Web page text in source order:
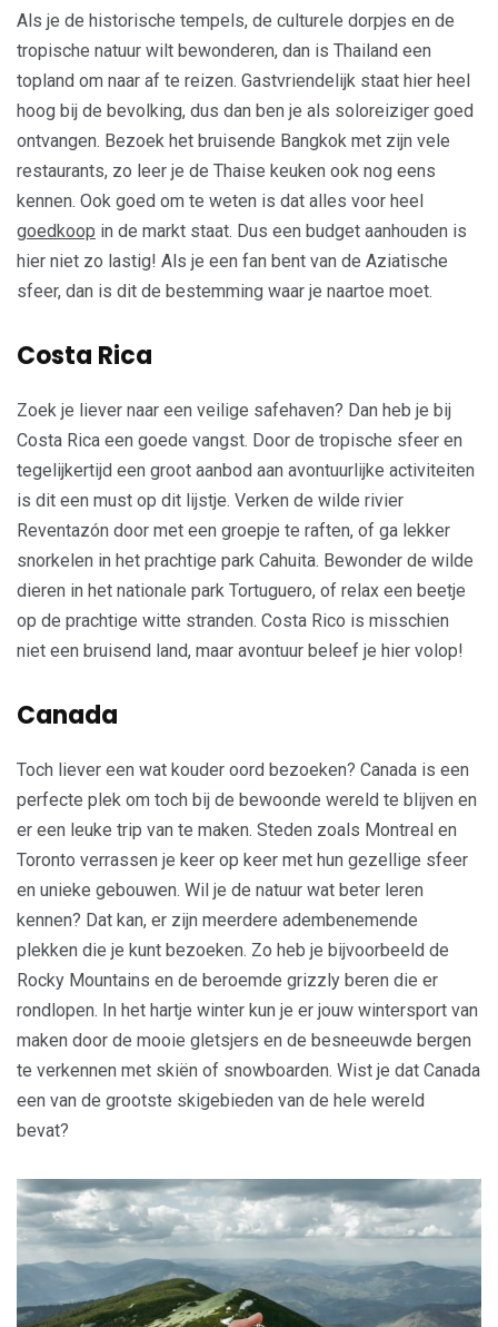
Als je de historische tempels, de culturele dorpjes en de
tropische natuur wilt bewonderen, dan is Thailand een
topland om naar af te reizen. Gastvriendelijk staat hier heel
hoog bij de bevolking, dus dan ben je als soloreiziger goed
ontvangen. Bezoek het bruisende Bangkok met zijn vele
restaurants, zo leer je de Thaise keuken ook nog eens
kennen. Ook goed om te weten is dat alles voor heel
goedkoop in de markt staat. Dus een budget aanhouden is
hier niet zo lastig! Als je een fan bent van de Aziatische
sfeer, dan is dit de bestemming waar je naartoe moet.
Costa Rica
Zoek je liever naar een veilige safehaven? Dan heb je bij
Costa Rica een goede vangst. Door de tropische sfeer en
tegelijkertijd een groot aanbod aan avontuurlijke activiteiten
is dit een must op dit lijstje. Verken de wilde rivier
Reventazón door met een groepje te raften, of ga lekker
snorkelen in het prachtige park Cahuita. Bewonder de wilde
dieren in het nationale park Tortuguero, of relax een beetje
op de prachtige witte stranden. Costa Rico is misschien
niet een bruisend land, maar avontuur beleef je hier volop!
Canada
Toch liever een wat kouder oord bezoeken? Canada is een
perfecte plek om toch bij de bewoonde wereld te blijven en
er een leuke trip van te maken. Steden zoals Montreal en
Toronto verrassen je keer op keer met hun gezellige sfeer
en unieke gebouwen. Wil je de natuur wat beter leren
kennen? Dat kan, er zijn meerdere adembenemende
plekken die je kunt bezoeken. Zo heb je bijvoorbeeld de
Rocky Mountains en de beroemde grizzly beren die er
rondlopen. In het hartje winter kun je er jouw wintersport van
maken door de mooie gletsjers en de besneeuwde bergen
te verkennen met skiën of snowboarden. Wist je dat Canada
een van de grootste skigebieden van de hele wereld
bevat?